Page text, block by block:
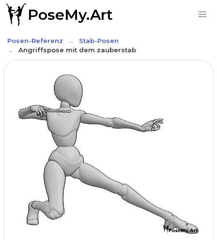
PoseMy.Art
Posen-Referenz
Stab-Posen
Angriffspose mit dem zauberstab